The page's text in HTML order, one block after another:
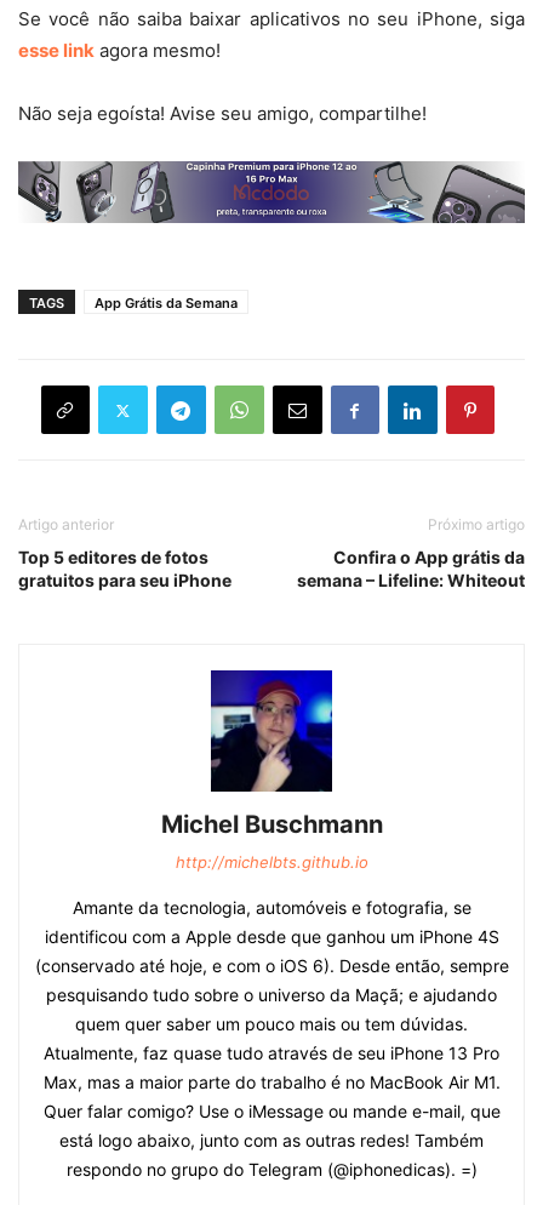
Se você não saiba baixar aplicativos no seu iPhone, siga
esse link agora mesmo!
Não seja egoísta! Avise seu amigo, compartilhe!
TAGS App Grátis da Semana
Artigo anterior
Top 5 editores de fotos
gratuitos para seu iPhone
Próximo artigo
Confira o App grátis da
semana – Lifeline: Whiteout
Michel Buschmann
http://michelbts.github.io
Amante da tecnologia, automóveis e fotografia, se
identificou com a Apple desde que ganhou um iPhone 4S
(conservado até hoje, e com o iOS 6). Desde então, sempre
pesquisando tudo sobre o universo da Maçã; e ajudando
quem quer saber um pouco mais ou tem dúvidas.
Atualmente, faz quase tudo através de seu iPhone 13 Pro
Max, mas a maior parte do trabalho é no MacBook Air M1.
Quer falar comigo? Use o iMessage ou mande e-mail, que
está logo abaixo, junto com as outras redes! Também
respondo no grupo do Telegram (@iphonedicas). =)